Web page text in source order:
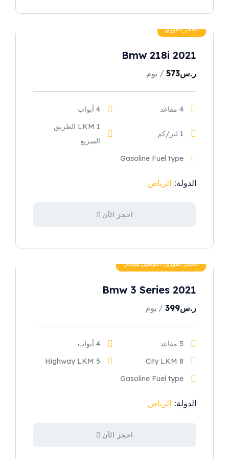
الحجز الفوري
Bmw 218i 2021
ر.س573 / يوم
4 مقاعد 4 أبواب
1 لتر/كم
1 LKM الطريق
السريع
Gasoline Fuel type
الدولة: الرياض
احجز الآن
الحجز الفوري، التوصيل مجاني
Bmw 3 Series 2021
ر.س399 / يوم
5 مقاعد
4 أبواب
8 City LKM
5 Highway LKM
Gasoline Fuel type
الدولة: الرياض
احجز الآن